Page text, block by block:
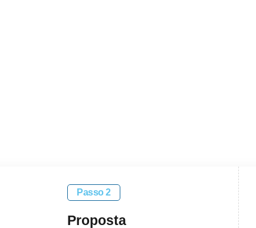
Passo 2
Proposta